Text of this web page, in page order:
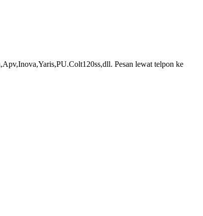
Pesan lewat telpon ke